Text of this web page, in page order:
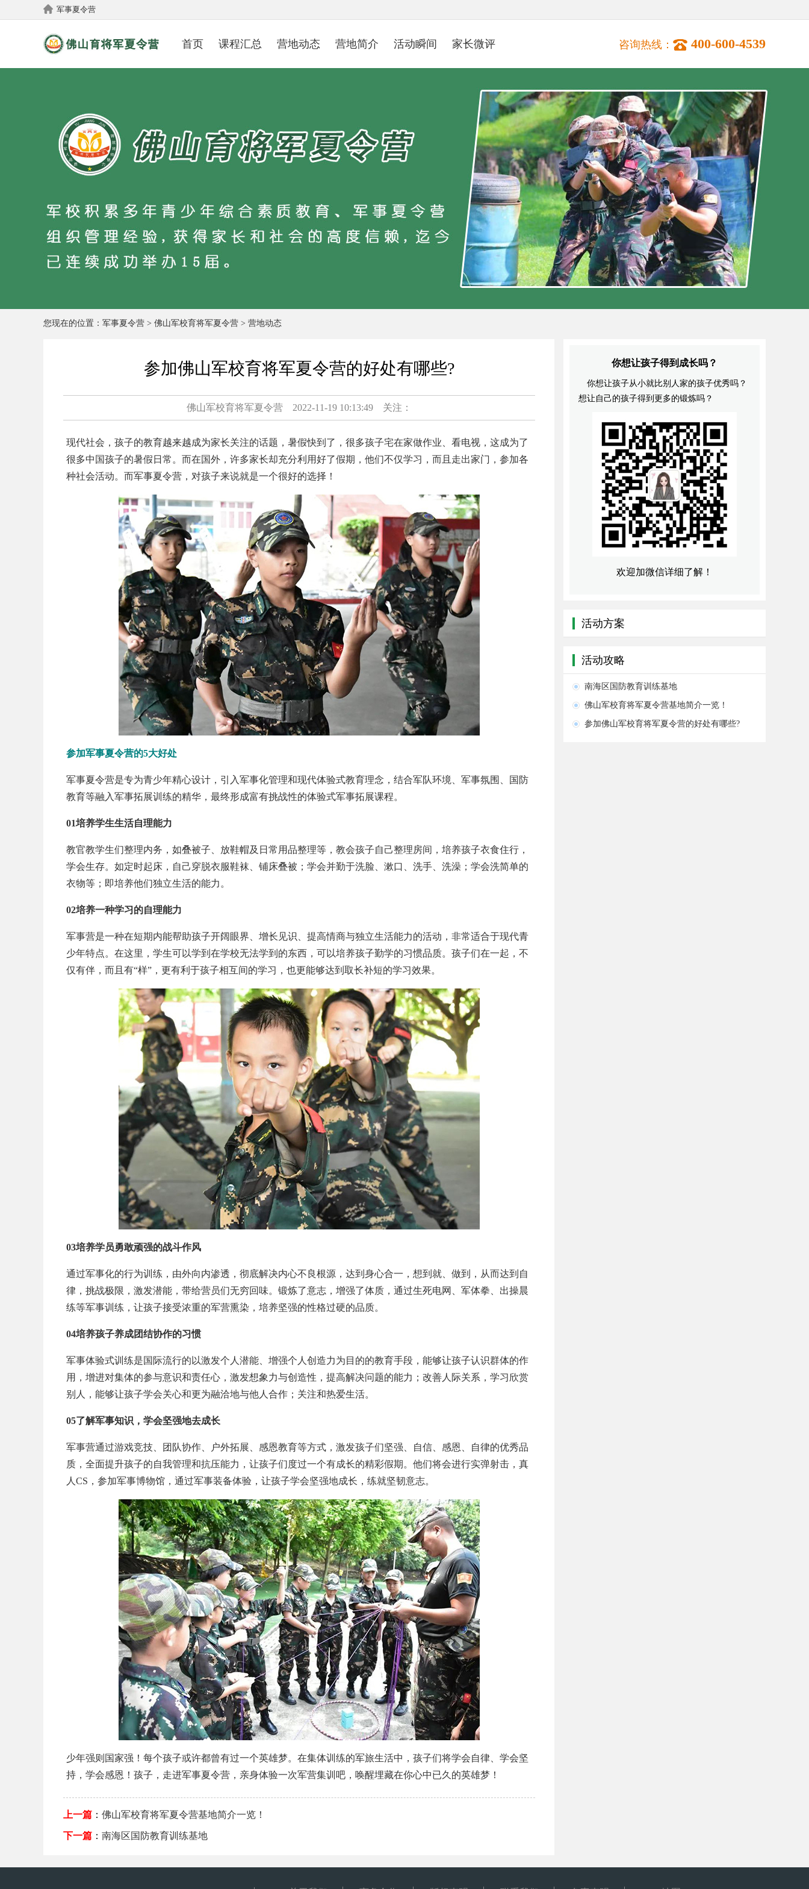
军事夏令营
首页 课程汇总 营地动态 营地简介 活动瞬间 家长微评 咨询热线： 400-600-4539
您现在的位置： 军事夏令营 > 佛山军校育将军夏令营 > 营地动态
参加佛山军校育将军夏令营的好处有哪些?
佛山军校育将军夏令营 2022-11-19 10:13:49 关注：
现代社会，孩子的教育越来越成为家长关注的话题，暑假快到了，很多孩子宅在家做作业、看电视，这成为了
很多中国孩子的暑假日常。而在国外，许多家长却充分利用好了假期，他们不仅学习，而且走出家门，参加各
种社会活动。而军事夏令营，对孩子来说就是一个很好的选择！
参加军事夏令营的5大好处
军事夏令营是专为青少年精心设计，引入军事化管理和现代体验式教育理念，结合军队环境、军事氛围、国防
教育等融入军事拓展训练的精华，最终形成富有挑战性的体验式军事拓展课程。
01培养学生生活自理能力
教官教学生们整理内务，如叠被子、放鞋帽及日常用品整理等，教会孩子自己整理房间，培养孩子衣食住行，
学会生存。如定时起床，自己穿脱衣服鞋袜、铺床叠被；学会并勤于洗脸、漱口、洗手、洗澡；学会洗简单的
衣物等；即培养他们独立生活的能力。
02培养一种学习的自理能力
军事营是一种在短期内能帮助孩子开阔眼界、增长见识、提高情商与独立生活能力的活动，非常适合于现代青
少年特点。在这里，学生可以学到在学校无法学到的东西，可以培养孩子勤学的习惯品质。孩子们在一起，不
仅有伴，而且有“样”，更有利于孩子相互间的学习，也更能够达到取长补短的学习效果。
03培养学员勇敢顽强的战斗作风
通过军事化的行为训练，由外向内渗透，彻底解决内心不良根源，达到身心合一，想到就、做到，从而达到自
律，挑战极限，激发潜能，带给营员们无穷回味。锻炼了意志，增强了体质，通过生死电网、军体拳、出操晨
练等军事训练，让孩子接受浓重的军营熏染，培养坚强的性格过硬的品质。
04培养孩子养成团结协作的习惯
军事体验式训练是国际流行的以激发个人潜能、增强个人创造力为目的的教育手段，能够让孩子认识群体的作
用，增进对集体的参与意识和责任心，激发想象力与创造性，提高解决问题的能力；改善人际关系，学习欣赏
别人，能够让孩子学会关心和更为融洽地与他人合作；关注和热爱生活。
05了解军事知识，学会坚强地去成长
军事营通过游戏竞技、团队协作、户外拓展、感恩教育等方式，激发孩子们坚强、自信、感恩、自律的优秀品
质，全面提升孩子的自我管理和抗压能力，让孩子们度过一个有成长的精彩假期。他们将会进行实弹射击，真
人CS，参加军事博物馆，通过军事装备体验，让孩子学会坚强地成长，练就坚韧意志。
少年强则国家强！每个孩子或许都曾有过一个英雄梦。在集体训练的军旅生活中，孩子们将学会自律、学会坚
持，学会感恩！孩子，走进军事夏令营，亲身体验一次军营集训吧，唤醒埋藏在你心中已久的英雄梦！
上一篇： 佛山军校育将军夏令营基地简介一览！
下一篇： 南海区国防教育训练基地
你想让孩子得到成长吗？
你想让孩子从小就比别人家的孩子优秀吗？
想让自己的孩子得到更多的锻炼吗？
欢迎加微信详细了解！
活动方案
活动攻略
南海区国防教育训练基地
佛山军校育将军夏令营基地简介一览！
参加佛山军校育将军夏令营的好处有哪些?